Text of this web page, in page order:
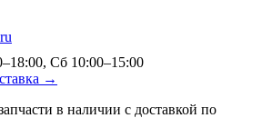
Сб 10:00–15:00
→
в наличии с доставкой по